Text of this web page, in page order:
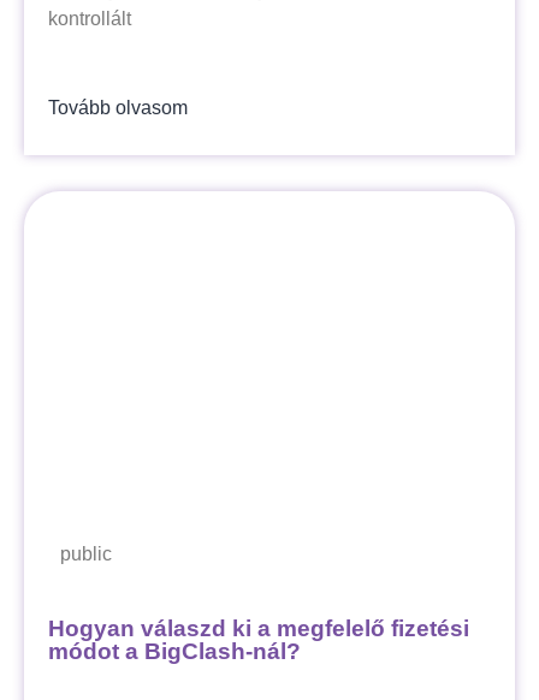
kontrollált
Tovább olvasom
public
Hogyan válaszd ki a megfelelő fizetési
módot a BigClash-nál?